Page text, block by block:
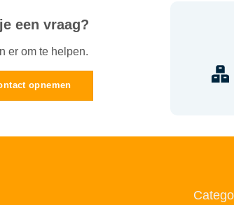
een vraag?
er om te helpen.
opnemen